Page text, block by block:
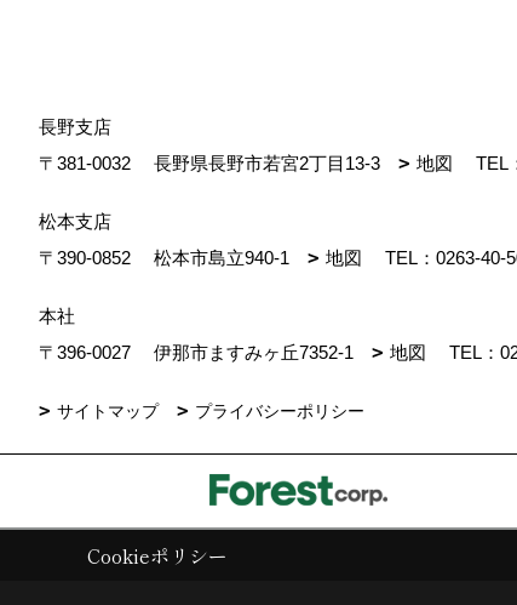
長野支店
〒381-0032
長野県長野市若宮2丁目13-3 地図 TEL
松本支店
〒390-0852
松本市島立940-1 地図 TEL： 0263-40-
本社
〒396-0027
伊那市ますみヶ丘7352-1 地図 TEL：
サイトマップ プライバシーポリシー
Copyright (c) ForestCorporation. All Rights Reserved.
Cookieポリシー